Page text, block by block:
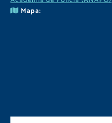
Mapa: